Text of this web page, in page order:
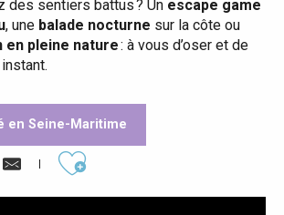
des sentiers battus ? Un escape game
, une balade nocturne sur la côte ou
en pleine nature: à vous d’oser et de
en Seine-Maritime
Ajouter aux favoris